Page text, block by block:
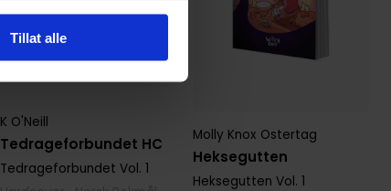
Tillat alle
Tedrageforbundet HC
K O'Neill
Tedrageforbundet Vol. 1
Heksegutten
Molly Knox Ostertag
Heksegutten Vol. 1